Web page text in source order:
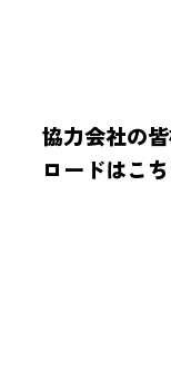
協力会社の
ロードはこ